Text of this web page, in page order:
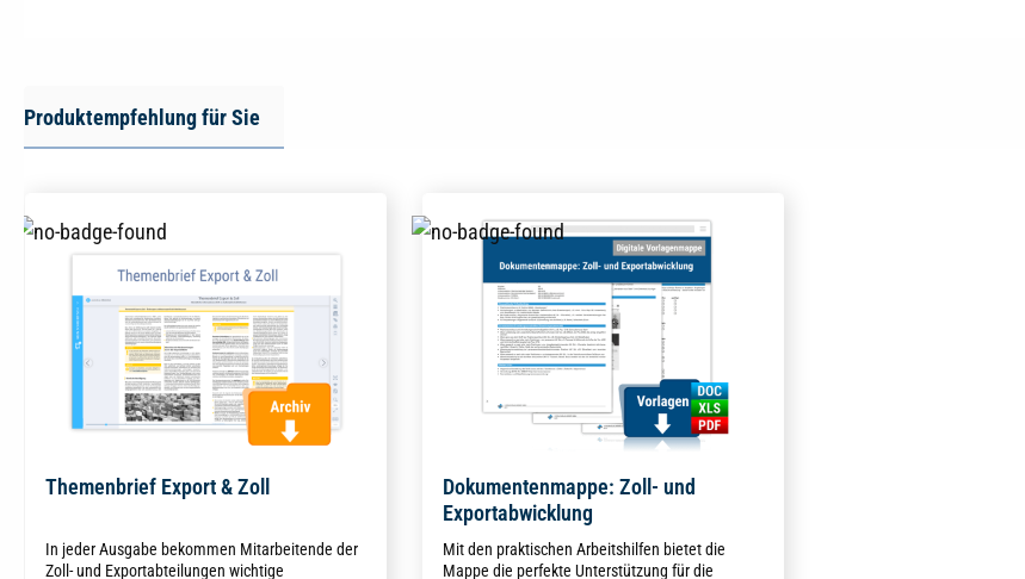
Produktempfehlung für Sie
Themenbrief Export & Zoll
In jeder Ausgabe bekommen Mitarbeitende der
Zoll- und Exportabteilungen wichtige
Dokumentenmappe: Zoll- und
Exportabwicklung
Mit den praktischen Arbeitshilfen bietet die
Mappe die perfekte Unterstützung für die